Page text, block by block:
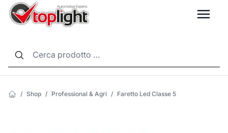
/ Shop / Professional & Agri / Faretto Led Classe 5